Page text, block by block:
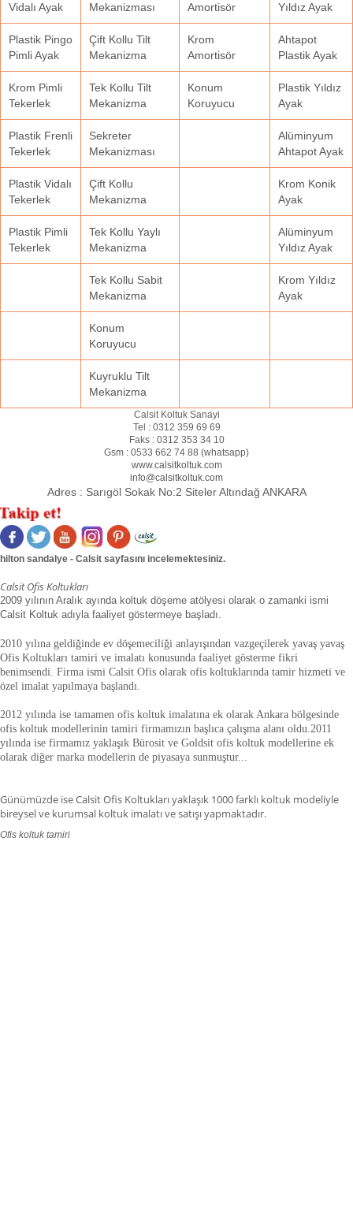
Vidalı Ayak
Mekanizması
Amortisör
Yıldız Ayak
Plastik Pingo
Pimli Ayak
Çift Kollu Tilt
Mekanizma
Krom
Amortisör
Ahtapot
Plastik Ayak
Krom Pimli
Tekerlek
Tek Kollu Tilt
Mekanizma
Konum
Koruyucu
Plastik Yıldız
Ayak
Plastik Frenli
Tekerlek
Sekreter
Mekanizması
Alüminyum
Ahtapot Ayak
Plastik Vidalı
Tekerlek
Çift Kollu
Mekanizma
Krom Konik
Ayak
Plastik Pimli
Tekerlek
Tek Kollu Yaylı
Mekanizma
Alüminyum
Yıldız Ayak
Tek Kollu Sabit
Mekanizma
Krom Yıldız
Ayak
Konum
Koruyucu
Kuyruklu Tilt
Mekanizma
Calsit Koltuk Sanayi
Tel : 0312 359 69 69
Faks : 0312 353 34 10
Gsm : 0533 662 74 88 (whatsapp)
www.calsitkoltuk.com
info@calsitkoltuk.com
Adres : Sarıgöl Sokak No:2 Siteler Altındağ ANKARA
hilton sandalye - Calsit sayfasını incelemektesiniz.
Calsit Ofis Koltukları
2009 yılının Aralık ayında koltuk döşeme atölyesi olarak o zamanki ismi
Calsit Koltuk adıyla faaliyet göstermeye başladı.
2010 yılına geldiğinde ev döşemeciliği anlayışından vazgeçilerek yavaş yavaş
Ofis Koltukları tamiri ve imalatı konusunda faaliyet gösterme fikri
benimsendi. Firma ismi Calsit Ofis olarak ofis koltuklarında tamir hizmeti ve
özel imalat yapılmaya başlandı.
2012 yılında ise tamamen ofis koltuk imalatına ek olarak Ankara bölgesinde
ofis koltuk modellerinin tamiri firmamızın başlıca çalışma alanı oldu.2011
yılında ise firmamız yaklaşık Bürosit ve Goldsit ofis koltuk modellerine ek
olarak diğer marka modellerin de piyasaya sunmuştur...
Günümüzde ise Calsit Ofis Koltukları yaklaşık 1000 farklı koltuk modeliyle
bireysel ve kurumsal koltuk imalatı ve satışı yapmaktadır.
Ofis koltuk tamiri